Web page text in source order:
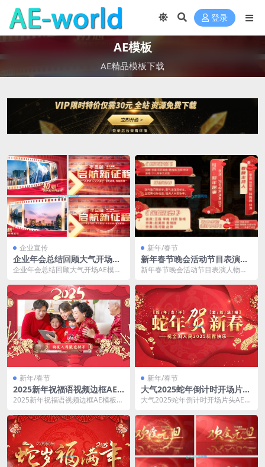
登录
AE模板
AE精品模板下载
企业宣传
企业年会总结回顾大气开场AE
模板
企业年会总结回顾大气开场AE模板
档 适用于AE...
新年/春节
新年春节晚会活动节目表演人
物介绍字幕条AE模板
新年春节晚会活动节目表演人物介
及常见问题说明文...
新年/春节
2025新年祝福语视频边框AE
模板
2025新年祝福语视频边框AE模板
档 适用于A...
新年/春节
大气2025蛇年倒计时开场片头
AE模板
大气2025蛇年倒计时开场片头AE模
文档 适用...